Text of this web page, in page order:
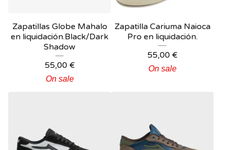
Zapatillas Globe Mahalo
en liquidación.Black/Dark
Shadow
55,00 €
On sale
Zapatilla Cariuma Naioca
Pro en liquidación.
55,00 €
On sale